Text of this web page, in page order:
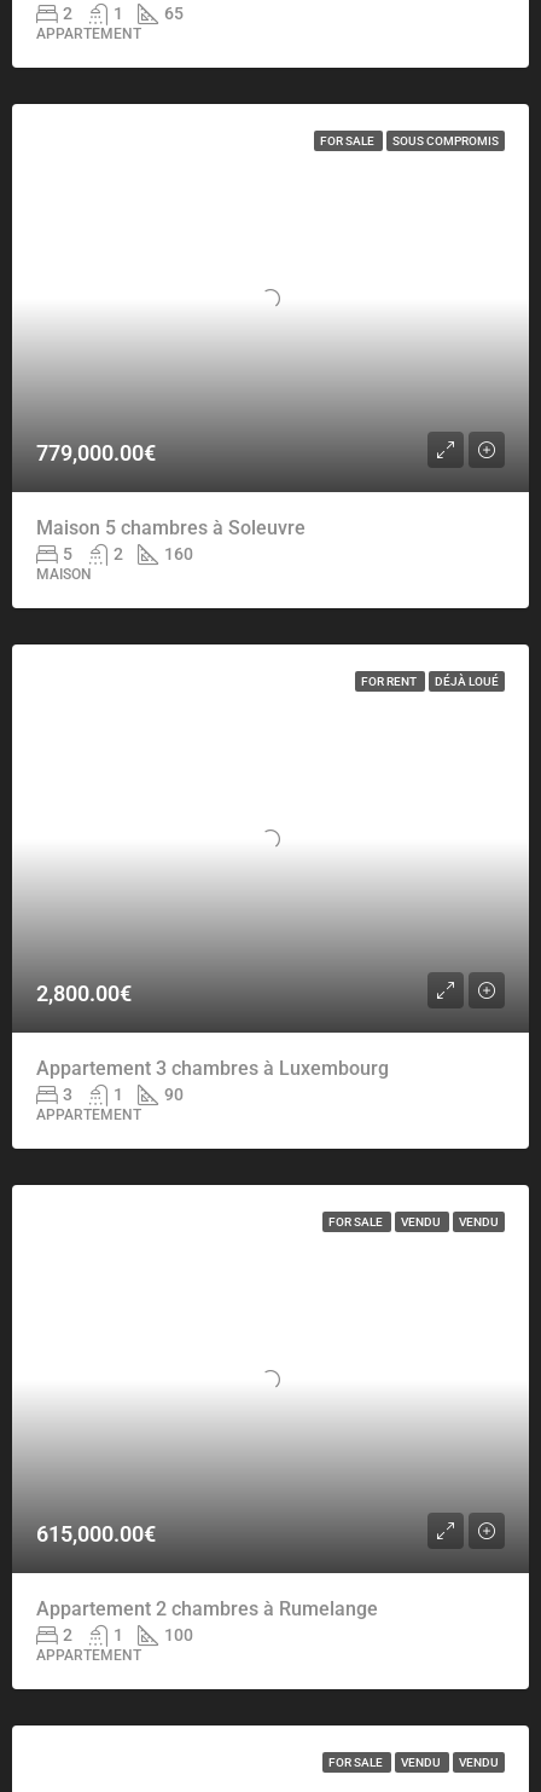
2 1 65
APPARTEMENT
FOR SALE SOUS COMPROMIS
779,000.00€
Maison 5 chambres à Soleuvre
5 2 160
MAISON
FOR RENT DÉJÀ LOUÉ
2,800.00€
Appartement 3 chambres à Luxembourg
3 1 90
APPARTEMENT
FOR SALE VENDU VENDU
615,000.00€
Appartement 2 chambres à Rumelange
2 1 100
APPARTEMENT
FOR SALE VENDU VENDU